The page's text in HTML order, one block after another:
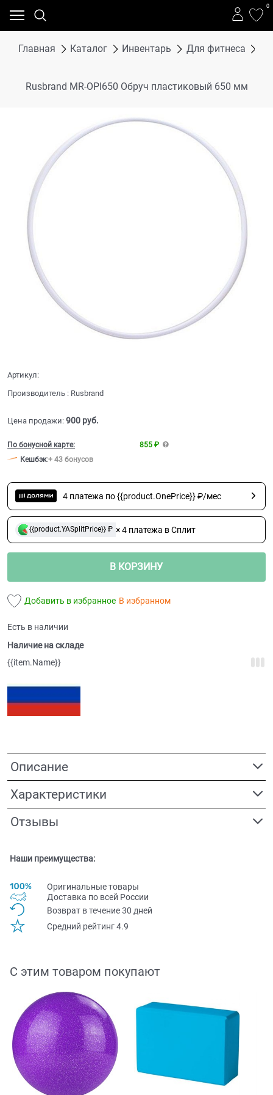
0
Главная Каталог Инвентарь Для фитнеса
Rusbrand MR-OPl650 Обруч пластиковый 650 мм
Артикул:
Производитель : Rusbrand
Цена продажи: 900 руб.
По бонусной карте:
855 ₽
Кешбэк:+ 43 бонусов
4 платежа по {{product.OnePrice}} ₽/мес
{{product.YASplitPrice}} ₽ × 4 платежа в Сплит
В КОРЗИНУ
Добавить в избранное В избранном
Есть в наличии
Наличие на складе
{{item.Name}}
Описание
Характеристики
Отзывы
Наши преимущества:
Оригинальные товары
Доставка по всей Pоссии
Возврат в течение 30 дней
Средний рейтинг 4.9
С этим товаром покупают